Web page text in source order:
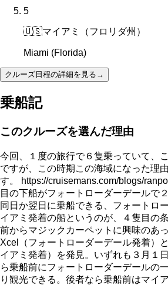
5
🇺🇸マイアミ（フロリダ州）
Miami (Florida)
クルーズ日程の詳細を見る →
乗船記
このクルーズを選んだ理由
今回、１度の旅行で６隻乗っていて、
ですが、この時期この海域になった理
す。 https://cruisemans.com/blogs/
目の下船がフォートローダーデールで
同日か翌日に乗船できる、フォートロ
イアミ発着の船というのが、４隻目の
前からマジックカーペットに興味のあ
Xcel（フォートローダーデール発着）
イアミ発着）を発見。いずれも３月１
ら乗船前にフォートローダーデールの
り観光できる。後者なら乗船前はマイ